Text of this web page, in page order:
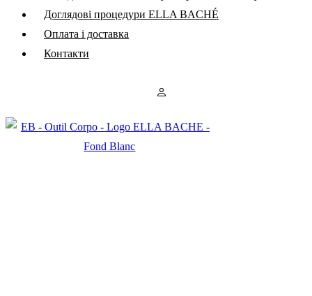
Доглядові процедури ELLA BACHÉ
Оплата і доставка
Контакти